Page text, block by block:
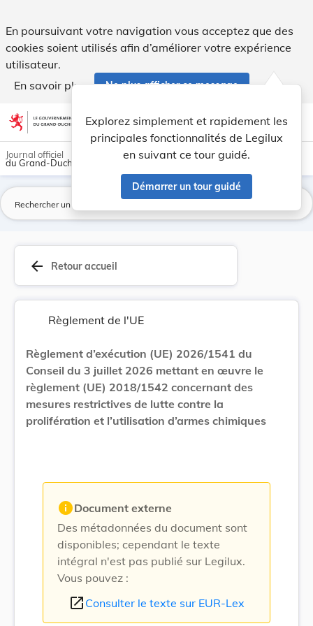
En poursuivant votre navigation vous acceptez que des
cookies soient utilisés afin d’améliorer votre expérience
utilisateur.
En savoir plus
Ne plus afficher ce message
Aller au contenu account_circle help Aide
Explorez simplement et rapidement les
principales fonctionnalités de Legilux
en suivant ce tour guidé.
Démarrer un tour guidé
light_mode dark_mode
Journal officiel
du Grand-Duché de Luxembourg
arrow_back Retour accueil
Règlement de l'UE
Règlement d’exécution (UE) 2026/1541 du
Conseil du 3 juillet 2026 mettant en œuvre le
règlement (UE) 2018/1542 concernant des
mesures restrictives de lutte contre la
prolifération et l’utilisation d’armes chimiques
infoDocument externe
Des métadonnées du document sont
disponibles; cependant le texte
intégral n'est pas publié sur Legilux.
Vous pouvez :
open_in_new Consulter le texte sur EUR-Lex